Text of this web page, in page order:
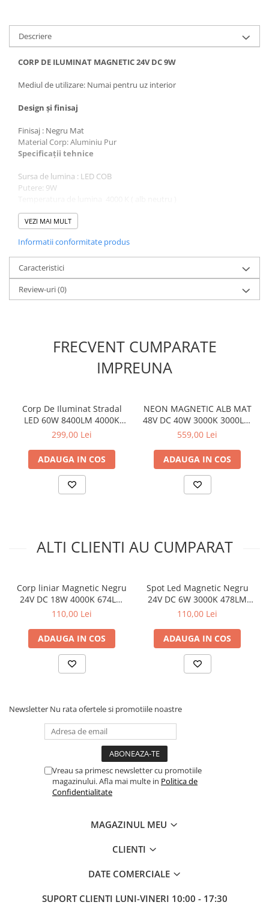
Descriere
CORP DE ILUMINAT MAGNETIC 24V DC 9W
Mediul de utilizare: Numai pentru uz interior
Design și finisaj
Finisaj : Negru Mat
Material Corp: Aluminiu Pur
Specificații tehnice
Sursa de lumina : LED COB
Putere: 9W
Flux Luminos: 352 Lm
Tensiunea de intrare (V): DC24V
Durata de viață: 30.000 ore
Garanție: 2 Ani
CE, RoHS
Eticheta energetică F
Grad de protecție: Cod IP20
VEZI MAI MULT
Informatii conformitate produs
Caracteristici
Review-uri(0)
FRECVENT CUMPARATE
IMPREUNA
Corp De Iluminat Stradal
LED 60W 8400LM 4000K
140x90˚ clasa I 230V AC IP66
299,00 Lei
ADAUGA IN COS
NEON MAGNETIC ALB MAT
48V DC 40W 3000K 3000LM
360° RA90 Φ22*2000ΜΜ
559,00 Lei
ADAUGA IN COS
ALTI CLIENTI AU CUMPARAT
Corp liniar Magnetic Negru
24V DC 18W 4000K 674LM
120° RA90 L616MM
110,00 Lei
ADAUGA IN COS
Spot Led Magnetic Negru
24V DC 6W 3000K 478LM
24° RA90 Ø50*H57
110,00 Lei
ADAUGA IN COS
Newsletter Nu rata ofertele si promotiile noastre
Vreau sa primesc newsletter cu promotiile
magazinului. Afla mai multe in Politica de
Confidentialitate
MAGAZINUL MEU
CLIENTI
DATE COMERCIALE
SUPORT CLIENTI LUNI-VINERI 10:00 - 17:30